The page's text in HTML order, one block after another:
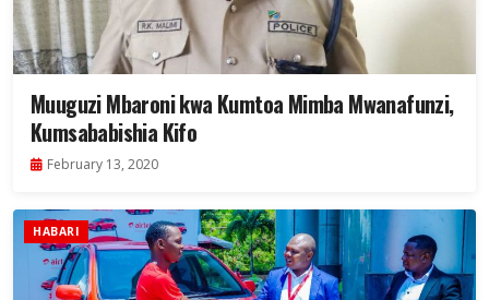
Muuguzi Mbaroni kwa Kumtoa Mimba Mwanafunzi,
Kumsababishia Kifo
February 13, 2020
HABARI